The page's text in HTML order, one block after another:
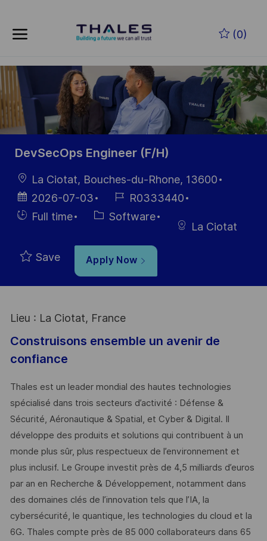
(0)
-
DevSecOps Engineer (F/H)
LocationLa Ciotat, Bouches-du-Rhone, 13600
Posted
Date
2026-07-03
Job
Id
R0333440
HiringFull time Category
Software
La Ciotat
Save Apply Now
Lieu : La Ciotat, France
Construisons ensemble un avenir de
confiance
Thales est un leader mondial des hautes technologies
spécialisé dans trois secteurs d’activité : Défense &
Sécurité, Aéronautique & Spatial, et Cyber & Digital. Il
développe des produits et solutions qui contribuent à un
monde plus sûr, plus respectueux de l’environnement et
plus inclusif. Le Groupe investit près de 4,5 milliards d’euros
par an en Recherche & Développement, notamment dans
des domaines clés de l’innovation tels que l’IA, la
cybersécurité, le quantique, les technologies du cloud et la
6G. Thales compte près de 85 000 collaborateurs dans 65